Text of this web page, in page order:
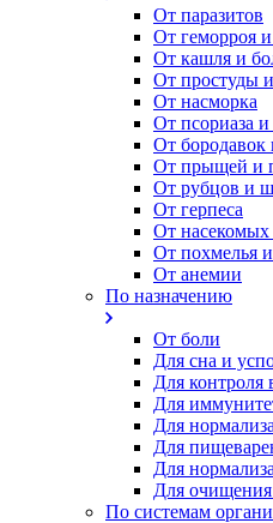
От паразитов
Oт геморроя
От кашля и
От простуды
От насморка
Oт псориаза
От
От прыщей и
От рубцов и
От герпеса
От насекомых
От похмелья
От анемии
По назначению
От боли
Для сна и
Для контроля
Для
Для
Для
Для
Для
По системам